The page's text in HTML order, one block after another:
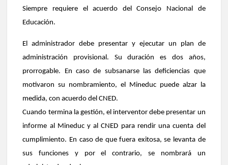
Siempre requiere el acuerdo del Consejo Nacional de
Educación.
El administrador debe presentar y ejecutar un plan de
administración provisional. Su duración es dos años,
prorrogable. En caso de subsanarse las deficiencias que
motivaron su nombramiento, el Mineduc puede alzar la
medida, con acuerdo del CNED.
Cuando termina la gestión, el interventor debe presentar un
informe al Mineduc y al CNED para rendir una cuenta del
cumplimiento. En caso de que fuera exitosa, se levanta de
sus funciones y por el contrario, se nombrará un